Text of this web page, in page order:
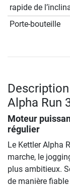
rapide de
Porte-bouteille
Alpha Run
Moteur
régulier
Le Kettler Alpha
marche, le
plus ambitieux.
de manière